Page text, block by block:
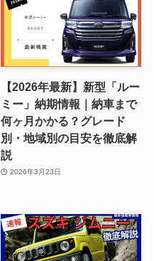
【2026年最新】新型「ルー
ミー」納期情報｜納車まで
何ヶ月かかる？グレード
別・地域別の目安を徹底解
説
2026年3月23日